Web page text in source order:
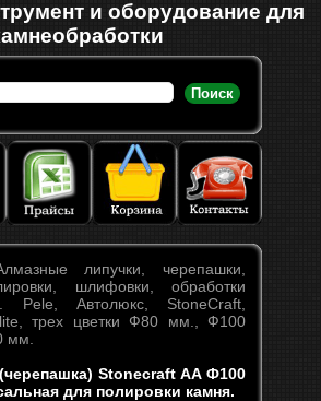
и оборудование для
Поиск
липучки, черепашки,
шлифовки, обработки
Pele, Автолюкс, StoneCraft,
трех цветки Ф80 мм., Ф100
мм.
Stonecraft АA Ф100
для полировки камня.